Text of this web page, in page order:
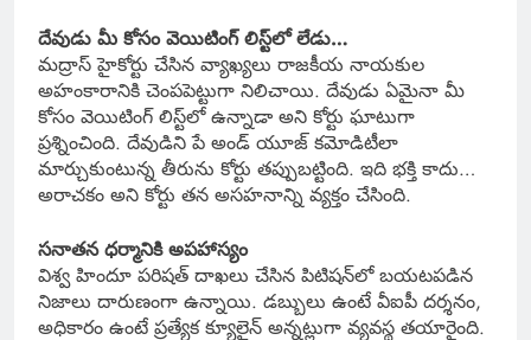
దేవుడు మీ కోసం వెయిటింగ్ లిస్ట్‌లో లేడు…
మద్రాస్ హైకోర్టు చేసిన వ్యాఖ్యలు రాజకీయ నాయకుల
అహంకారానికి చెంపపెట్టుగా నిలిచాయి. దేవుడు ఏమైనా మీ
కోసం వెయిటింగ్ లిస్ట్‌లో ఉన్నాడా అని కోర్టు ఘాటుగా
ప్రశ్నించింది. దేవుడిని పే అండ్ యూజ్ కమోడిటీలా
మార్చుకుంటున్న తీరును కోర్టు తప్పుబట్టింది. ఇది భక్తి కాదు…
అరాచకం అని కోర్టు తన అసహనాన్ని వ్యక్తం చేసింది.
సనాతన ధర్మానికి అపహాస్యం
విశ్వ హిందూ పరిషత్ దాఖలు చేసిన పిటిషన్‌లో బయటపడిన
నిజాలు దారుణంగా ఉన్నాయి. డబ్బులు ఉంటే వీఐపీ దర్శనం,
అధికారం ఉంటే ప్రత్యేక క్యూలైన్ అన్నట్లుగా వ్యవస్థ తయారైంది.